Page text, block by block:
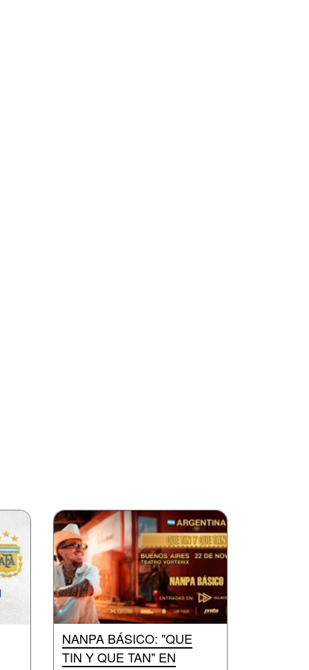
NANPA BÁSICO: "QUE
TIN Y QUE TAN" EN